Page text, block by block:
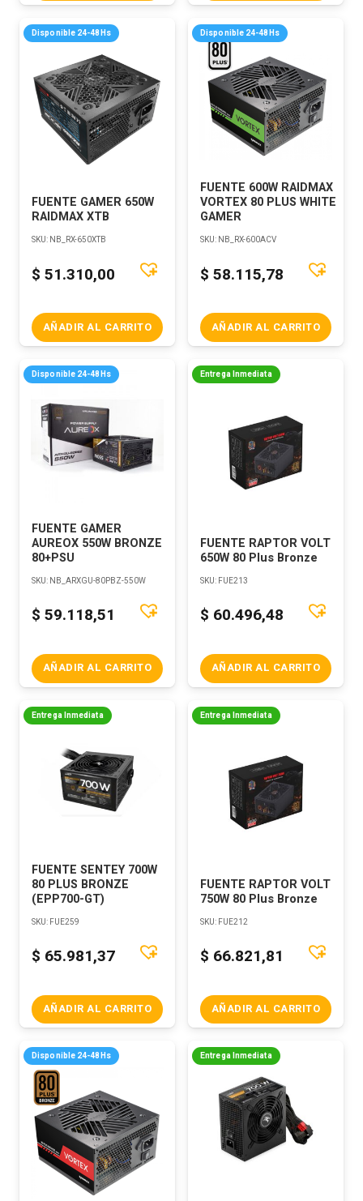
Disponible 24-48Hs
FUENTE GAMER 650W
RAIDMAX XTB
SKU: NB_RX-650XTB
$ 51.310,00
AÑADIR AL CARRITO
Disponible 24-48Hs
FUENTE 600W RAIDMAX
VORTEX 80 PLUS WHITE
GAMER
SKU: NB_RX-600ACV
$ 58.115,78
AÑADIR AL CARRITO
Disponible 24-48Hs
FUENTE GAMER
AUREOX 550W BRONZE
80+PSU
SKU: NB_ARXGU-80PBZ-550W
$ 59.118,51
AÑADIR AL CARRITO
Entrega Inmediata
FUENTE RAPTOR VOLT
650W 80 Plus Bronze
SKU: FUE213
$ 60.496,48
AÑADIR AL CARRITO
Entrega Inmediata
FUENTE SENTEY 700W
80 PLUS BRONZE
(EPP700-GT)
SKU: FUE259
$ 65.981,37
AÑADIR AL CARRITO
Entrega Inmediata
FUENTE RAPTOR VOLT
750W 80 Plus Bronze
SKU: FUE212
$ 66.821,81
AÑADIR AL CARRITO
Disponible 24-48Hs Entrega Inmediata